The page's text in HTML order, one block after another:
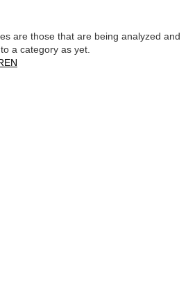
are those that are being analyzed and
a category as yet.